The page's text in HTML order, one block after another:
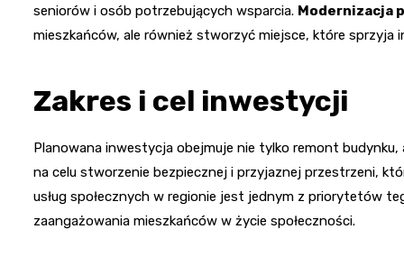
seniorów i osób potrzebujących wsparcia. Modernizacja
mieszkańców, ale również stworzyć miejsce, które sprzyja
Zakres i cel inwestycji
Planowana inwestycja obejmuje nie tylko remont
na celu stworzenie bezpiecznej i przyjaznej przestrzeni,
usług społecznych w regionie jest jednym z priorytetów
zaangażowania mieszkańców w życie społeczności.